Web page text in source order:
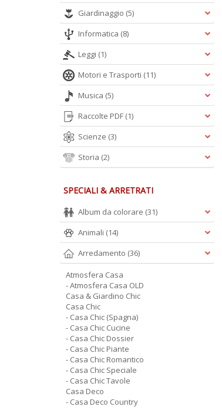
Casa Giardino Dal
Digitale
3.90 €
VIVERE COUNTRY N.174
La Luce I Colori Di Un
Rifugio Nel Verde
Cartacea
Giardinaggio (5)
Informatica (8)
Leggi (1)
Motori e Trasporti (11)
Musica (5)
Raccolte PDF (1)
Scienze (3)
Storia (2)
SPECIALI & ARRETRATI
Album da colorare (31)
Animali (14)
Arredamento (36)
Atmosfera Casa
- Atmosfera Casa OLD
Casa & Giardino Chic
Casa Chic
- Casa Chic (Spagna)
- Casa Chic Cucine
- Casa Chic Dossier
- Casa Chic Piante
- Casa Chic Romantico
- Casa Chic Speciale
- Casa Chic Tavole
Casa Deco
- Casa Deco Country